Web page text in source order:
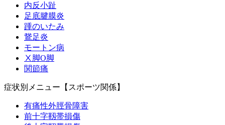
内反小趾
足底腱膜炎
踵のいたみ
鵞足炎
モートン病
Ⅹ脚O脚
関節痛
症状別メニュー【スポーツ関係】
有痛性外脛骨障害
前十字靱帯損傷